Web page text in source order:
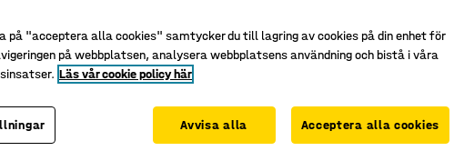
på "acceptera alla cookies" samtycker du till lagring av cookies på din enhet för
på webbplatsen, analysera webbplatsens användning och bistå i våra
Läs vår cookie policy här
Avvisa alla Acceptera alla cookies